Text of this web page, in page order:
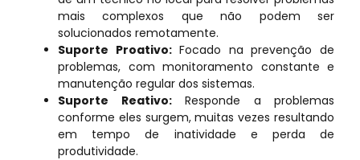
mais complexos que não podem ser
solucionados remotamente.
Suporte Proativo:Focado na prevenção de
problemas, com monitoramento constante e
manutenção regular dos sistemas.
Suporte Reativo:Responde a problemas
conforme eles surgem, muitas vezes resultando
em tempo de inatividade e perda de
produtividade.